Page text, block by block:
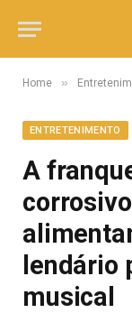
Home »
ENTRETENIMENTO
A
lendário
musical